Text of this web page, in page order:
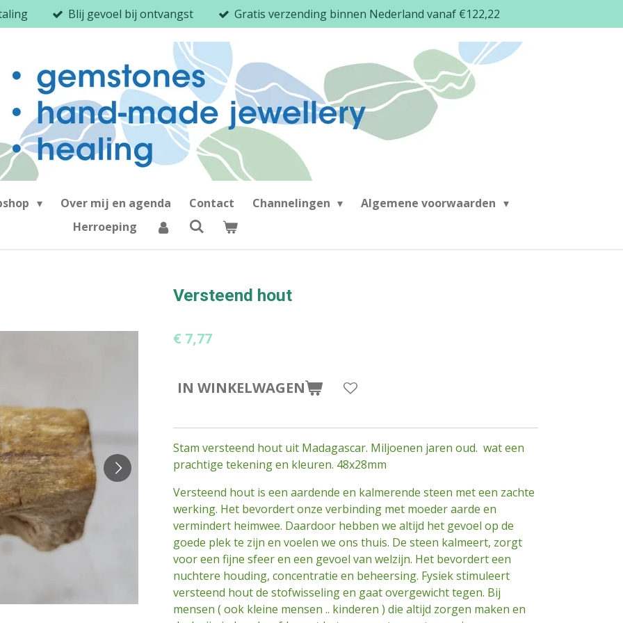
Blij gevoel bij ontvangst Gratis verzending binnen Nederland vanaf €122,22
Over mij en agenda Contact Channelingen
Algemene voorwaarden
Herroeping
Versteend hout
€ 7,77
IN WINKELWAGEN
Stam versteend hout uit Madagascar. Miljoenen jaren oud. wat een
prachtige tekening en kleuren. 48x28mm
Versteend hout is een aardende en kalmerende steen met een zachte
werking. Het bevordert onze verbinding met moeder aarde en
vermindert heimwee. Daardoor hebben we altijd het gevoel op de
goede plek te zijn en voelen we ons thuis. De steen kalmeert, zorgt
voor een fijne sfeer en een gevoel van welzijn. Het bevordert een
nuchtere houding, concentratie en beheersing. Fysiek stimuleert
versteend hout de stofwisseling en gaat overgewicht tegen. Bij
mensen ( ook kleine mensen .. kinderen ) die altijd zorgen maken en